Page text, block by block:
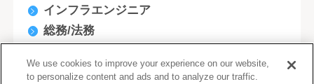
インフラエンジニア
総務/法務
技術系
We use cookies to improve your experience on our website,
to personalize content and ads and to analyze our traffic.